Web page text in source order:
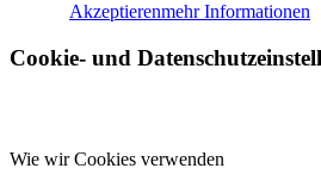
Akzeptierenmehr Informationen
Cookie- und
Wie wir Cookies verwenden